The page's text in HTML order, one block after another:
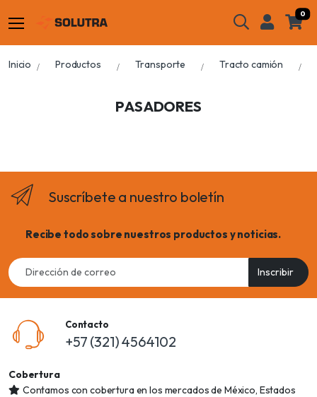
0
Inicio Productos Transporte Tracto camión
PASADORES
Suscríbete a nuestro boletín
Recibe todo sobre nuestros productos y noticias.
Email
address
Inscribir
Contacto
+57 (321) 4564102
Cobertura
Contamos con cobertura en los mercados de México, Estados